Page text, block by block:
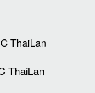
ThaiLan